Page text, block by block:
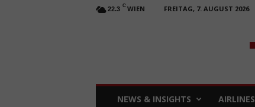
22.3 C WIEN FREITAG, 7. AUGUST 2026
NEWS & INSIGHTS AIRLINES